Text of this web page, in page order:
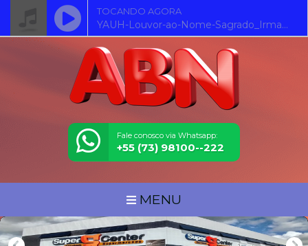
TOCANDO AGORA
YAUH-Louvor-ao-Nome-Sagrado_Irmao-Jeiel
Fale conosco via Whatsapp:
+55 (73) 98100--222
MENU